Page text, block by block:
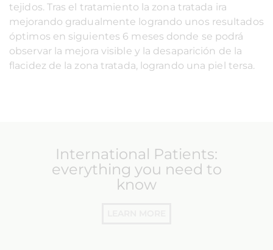
tejidos. Tras el tratamiento la zona tratada ira
mejorando gradualmente logrando unos resultados
óptimos en siguientes 6 meses donde se podrá
observar la mejora visible y la desaparición de la
flacidez de la zona tratada, logrando una piel tersa.
International Patients:
everything you need to
know